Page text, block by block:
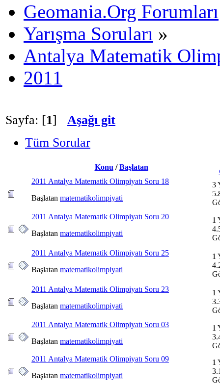
Geomania.Org Forumları
Yarışma Soruları »
Antalya Matematik
2011
Sayfa: [1] Aşağı git
Tüm Sorular
Konu /Başlatan
2011 Antalya Matematik Olimpiyatı Soru 18
Başlatan matematikolimpiyati
3
2011 Antalya Matematik Olimpiyatı Soru 20
Başlatan matematikolimpiyati
1
2011 Antalya Matematik Olimpiyatı Soru 25
Başlatan matematikolimpiyati
1
2011 Antalya Matematik Olimpiyatı Soru 23
Başlatan matematikolimpiyati
1
2011 Antalya Matematik Olimpiyatı Soru 03
Başlatan matematikolimpiyati
1
2011 Antalya Matematik Olimpiyatı Soru 09
Başlatan matematikolimpiyati
1